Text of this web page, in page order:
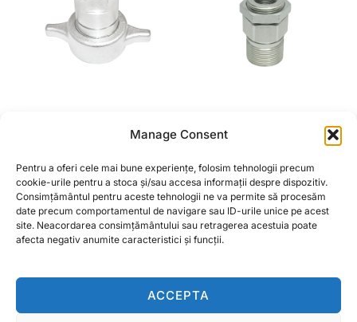
Manage Consent
Pentru a oferi cele mai bune experiențe, folosim tehnologii precum
cookie-urile pentru a stoca și/sau accesa informații despre dispozitiv.
Consimțământul pentru aceste tehnologii ne va permite să procesăm
date precum comportamentul de navigare sau ID-urile unice pe acest
site. Neacordarea consimțământului sau retragerea acestuia poate
afecta negativ anumite caracteristici și funcții.
ACCEPTA
TATA PRIN INFILETARE
CITEȘTE MAI MULT
TOL TATA PRIN
74,01lei
CITEȘTE MAI MULT